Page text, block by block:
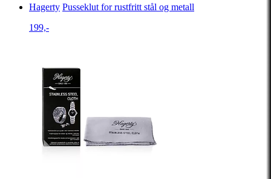
Hagerty Pusseklut for rustfritt stål og metall
199,-